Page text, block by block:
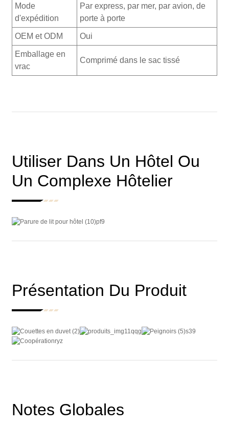
Mode
d'expédition
Par express, par mer, par avion, de
porte à porte
OEM et ODM Oui
Emballage en
vrac
Comprimé dans le sac tissé
Utiliser Dans Un Hôtel Ou
Un Complexe Hôtelier
Présentation Du Produit
Notes Globales